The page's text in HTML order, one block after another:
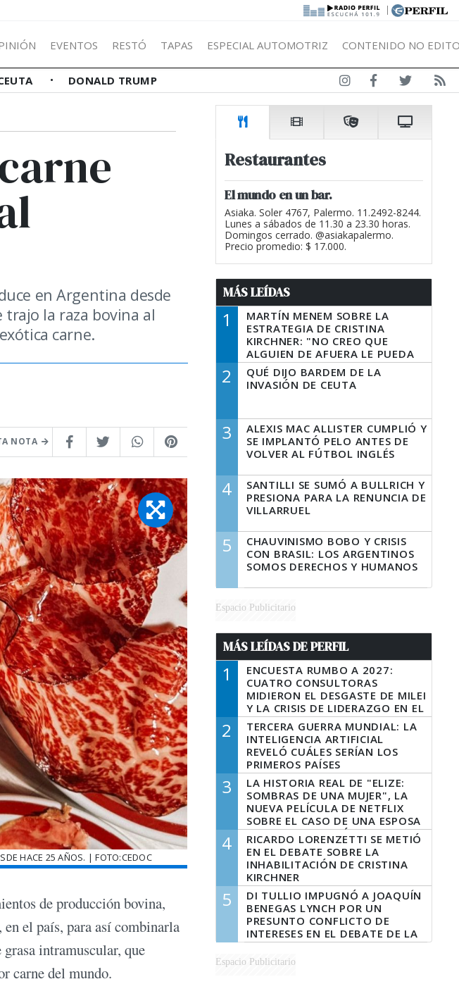
|
EVENTOS RESTÓ TAPAS ESPECIAL AUTOMOTRIZ CONTENIDO NO
DONALD TRUMP
en Argentina desde
trajo la raza bovina al
carne.
NOTA
HACE 25 AÑOS. | FOTO:CEDOC
de producción bovina,
en el país, para así combinarla
intramuscular, que
carne del mundo.
Restaurantes
El mundo en un bar.
Asiaka. Soler 4767, Palermo. 11.2492-8244.
Lunes a sábados de 11.30 a 23.30 horas.
Domingos cerrado. @asiakapalermo.
Precio promedio: $ 17.000.
MÁS LEÍDAS
1
MARTÍN MENEM SOBRE LA
ESTRATEGIA DE CRISTINA
KIRCHNER: "NO CREO QUE
ALGUIEN DE AFUERA LE PUEDA
DECIR A LA JUSTICIA LO QUE
TIENE QUE HACER"
2
QUÉ DIJO BARDEM DE LA
INVASIÓN DE CEUTA
3
ALEXIS MAC ALLISTER CUMPLIÓ Y
SE IMPLANTÓ PELO ANTES DE
VOLVER AL FÚTBOL INGLÉS
4
SANTILLI SE SUMÓ A BULLRICH Y
PRESIONA PARA LA RENUNCIA DE
VILLARRUEL
5
CHAUVINISMO BOBO Y CRISIS
CON BRASIL: LOS ARGENTINOS
SOMOS DERECHOS Y HUMANOS
Espacio Publicitario
MÁS LEÍDAS DE PERFIL
1
ENCUESTA RUMBO A 2027:
CUATRO CONSULTORAS
MIDIERON EL DESGASTE DE MILEI
Y LA CRISIS DE LIDERAZGO EN EL
PERONISMO
2
TERCERA GUERRA MUNDIAL: LA
INTELIGENCIA ARTIFICIAL
REVELÓ CUÁLES SERÍAN LOS
PRIMEROS PAÍSES
LATINOAMERICANOS EN SER
DERROTADOS
3
LA HISTORIA REAL DE "ELIZE:
SOMBRAS DE UNA MUJER", LA
NUEVA PELÍCULA DE NETFLIX
SOBRE EL CASO DE UNA ESPOSA
QUE DESCUARTIZÓ A SU
MARIDO
4
RICARDO LORENZETTI SE METIÓ
EN EL DEBATE SOBRE LA
INHABILITACIÓN DE CRISTINA
KIRCHNER
5
DI TULLIO IMPUGNÓ A JOAQUÍN
BENEGAS LYNCH POR UN
PRESUNTO CONFLICTO DE
INTERESES EN EL DEBATE DE LA
LEY DE TIERRAS
Espacio Publicitario